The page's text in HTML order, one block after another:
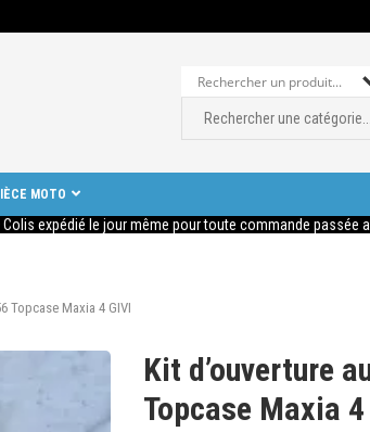
MOTO
Colis expédié le jour même pour toute commande passée
Topcase Maxia 4 GIVI
Kit d’ouverture
Topcase Maxia 4